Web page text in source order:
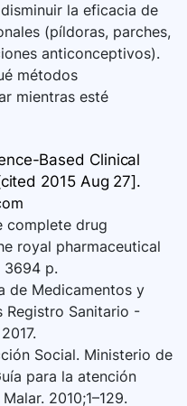
la eficacia de
(píldoras, parches,
anticonceptivos).
métodos
mientras esté
Based Clinical
2015 Aug 27].
complete drug
royal pharmaceutical
3694 p.
de Medicamentos y
Registro Sanitario -
Social. Ministerio de
para la atención
2010;1–129.